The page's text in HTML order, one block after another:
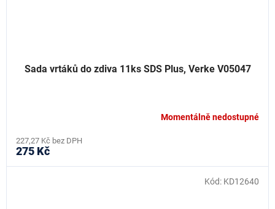
Sada vrtáků do zdiva 11ks SDS Plus, Verke V05047
Momentálně nedostupné
227,27 Kč bez DPH
275 Kč
Kód: KD12640